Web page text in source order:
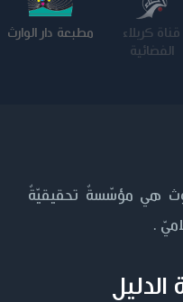
قناة كربلاء
الفضائية
مطبعة دار الوارث
هي مؤسّسةٌ تحقيقيّةٌ
.